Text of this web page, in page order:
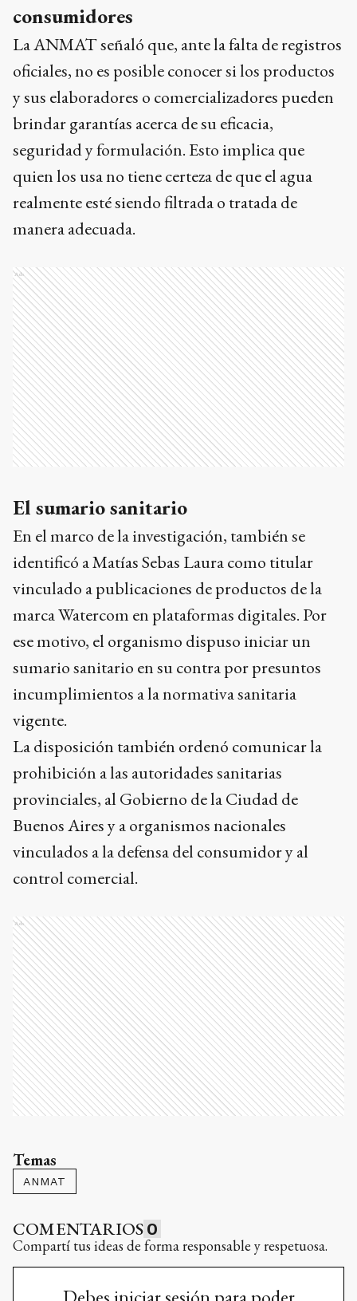
consumidores
La ANMAT señaló que, ante la falta de registros
oficiales, no es posible conocer si los productos
y sus elaboradores o comercializadores pueden
brindar garantías acerca de su eficacia,
seguridad y formulación. Esto implica que
quien los usa no tiene certeza de que el agua
realmente esté siendo filtrada o tratada de
manera adecuada.
Ads
El sumario sanitario
En el marco de la investigación, también se
identificó a Matías Sebas Laura como titular
vinculado a publicaciones de productos de la
marca Watercom en plataformas digitales. Por
ese motivo, el organismo dispuso iniciar un
sumario sanitario en su contra por presuntos
incumplimientos a la normativa sanitaria
vigente.
La disposición también ordenó comunicar la
prohibición a las autoridades sanitarias
provinciales, al Gobierno de la Ciudad de
Buenos Aires y a organismos nacionales
vinculados a la defensa del consumidor y al
control comercial.
Ads
Temas
ANMAT
COMENTARIOS 0
Compartí tus ideas de forma responsable y respetuosa.